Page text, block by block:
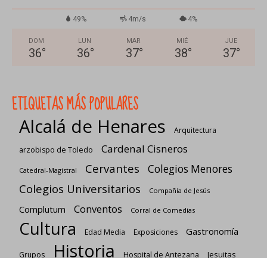
49% 4m/s 4%
DOM
36°
LUN
36°
MAR
37°
MIÉ
38°
JUE
37°
ETIQUETAS MÁS POPULARES
Alcalá de Henares
Arquitectura
arzobispo de Toledo
Cardenal Cisneros
Catedral-Magistral Cervantes Colegios Menores
Colegios Universitarios Compañía de Jesús
Complutum Conventos Corral de Comedias
Cultura Edad Media Exposiciones Gastronomía
Grupos Historia Hospital de Antezana Jesuitas